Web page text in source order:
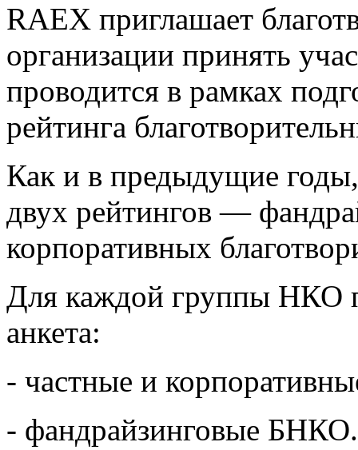
RAEX приглашает
организации принять
проводится в рамках
рейтинга
Как и в предыдущие годы,
двух рейтингов —
корпоративных
Для каждой группы НКО
анкета:
- частные и
- фандрайзинговые БНКО.